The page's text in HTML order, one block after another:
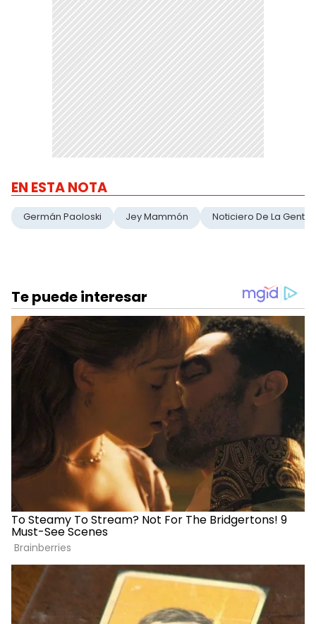
EN ESTA NOTA
Germán Paoloski Jey Mammón Noticiero De La Gente